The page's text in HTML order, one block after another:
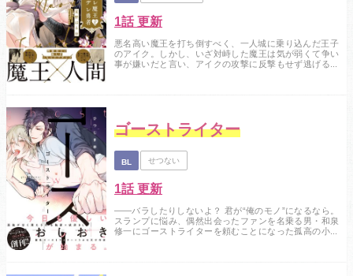
1話 更新
悪名高い魔王を打ち倒すべく、一人城に乗り込んだ王子
のアイク。しかし、いざ対峙した魔王は気が弱くて争い
事が嫌いだと言い、アイクの攻撃に反撃もせず逃げるば
ゴーストライター
BL せつない
1話 更新
――バラしたりしないよ？ 君が“俺のモノ”になるなら。
スランプに悩み、偶然出会ったファンを名乗る男・和泉
修一にゴーストライターを頼むことになった孤高の小説